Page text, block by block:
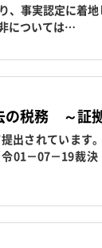
、事実認定に着
については…
の税務 ～証
出されています
01－07－19